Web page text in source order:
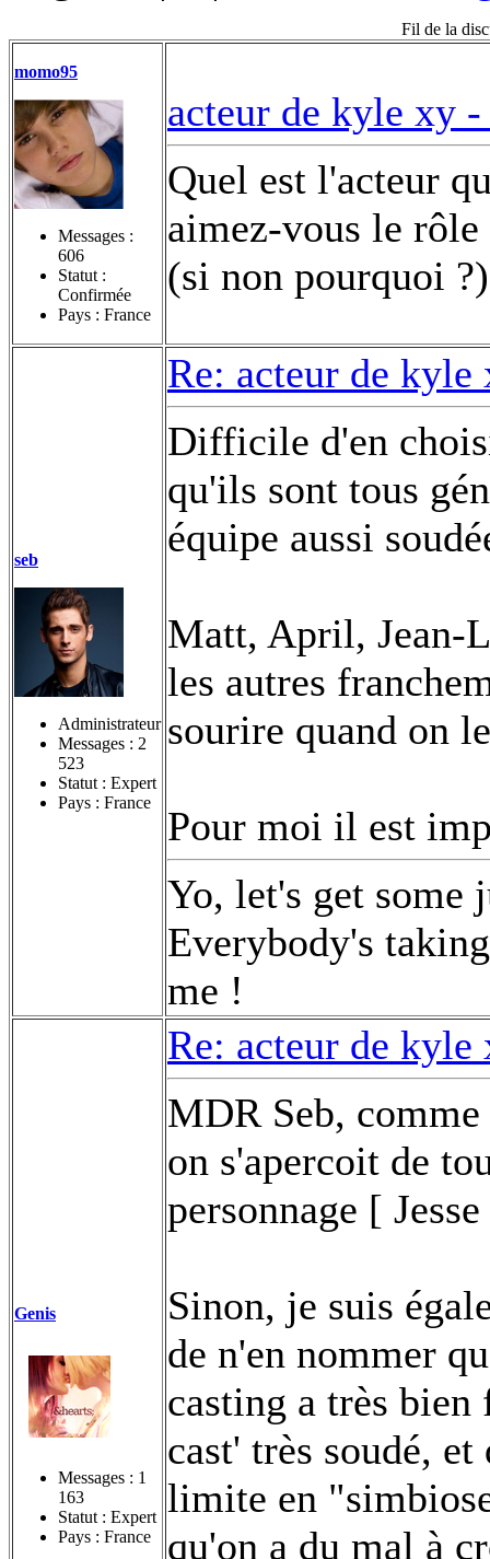
Fil de la
momo95
Messages :
606
Statut :
Confirmée
Pays : France
acteur de kyle xy
Quel est l'acteur
aimez-vous le
(si non pourquoi ?)
seb
Administrateur
Messages : 2
523
Statut : Expert
Pays : France
Re: acteur de
Difficile d'en
qu'ils sont tous
équipe aussi
Matt, April, Jean-
les autres
sourire quand on
Pour moi il est
Yo, let's get some
Everybody's
me !
Genis
Messages : 1
163
Statut : Expert
Pays : France
Re: acteur de
MDR Seb,
on s'apercoit de
personnage [
Sinon, je suis
de n'en nommer
casting a très
cast' très soudé,
limite en
qu'on a du mal à